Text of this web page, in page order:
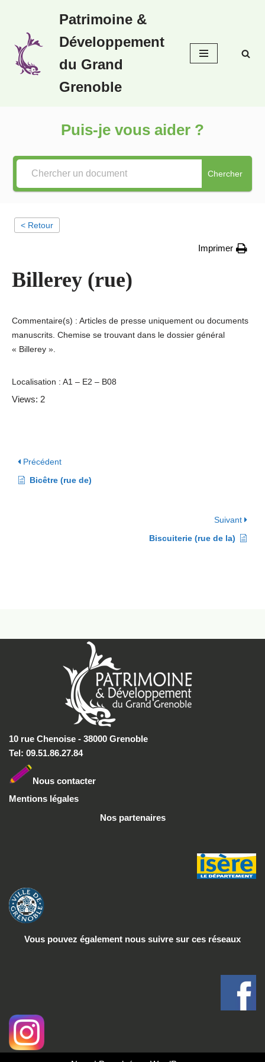
au
contenu
Patrimoine &
Développement
du Grand
Grenoble
Puis-je vous aider ?
Chercher
< Retour
Imprimer
Billerey (rue)
Commentaire(s) : Articles de presse uniquement ou documents
manuscrits. Chemise se trouvant dans le dossier général
« Billerey ».
Localisation : A1 – E2 – B08
Views: 2
Précédent
Bicêtre (rue de)
Suivant
Biscuiterie (rue de la)
10 rue Chenoise - 38000 Grenoble
Tel: 09.51.86.27.84
Nous contacter
Mentions légales
Nos partenaires
Vous pouvez également nous suivre sur ces réseaux